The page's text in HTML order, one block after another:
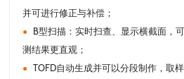
并可进行修正与补偿；
● B型扫描：实时扫查、显示横截面，
测结果更直观；
● TOFD自动生成并可以分段制作，取